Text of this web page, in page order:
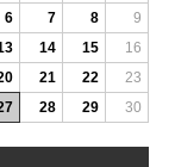
6 7 8
9
14 15
16
21 22
23
28 29 30